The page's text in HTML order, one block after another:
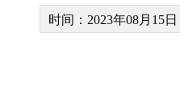
时间：2023年08月15日